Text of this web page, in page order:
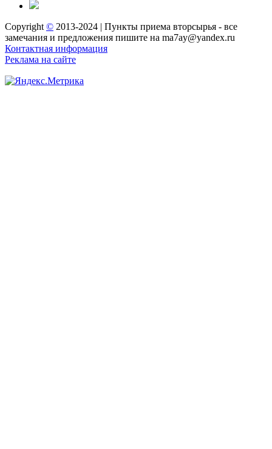
Copyright © 2013-2024 | Пункты приема вторсырья - все
замечания и предложения пишите на ma7ay@yandex.ru
Контактная информация
Реклама на сайте